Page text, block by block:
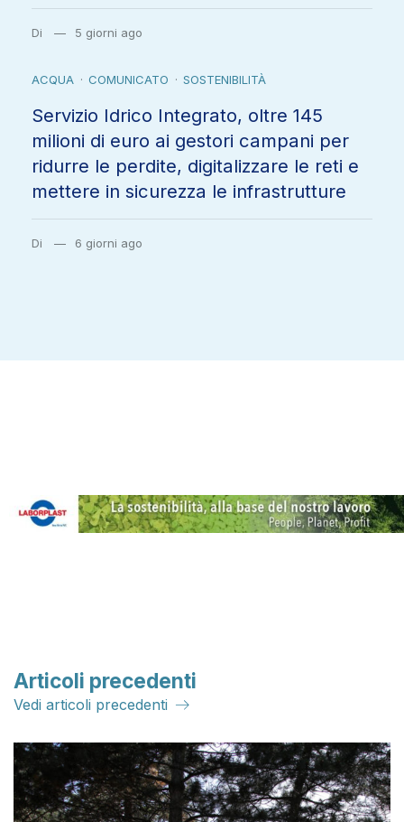
Servizio Idrico Integrato, oltre 145
ridurre le perdite, digitalizzare le reti e